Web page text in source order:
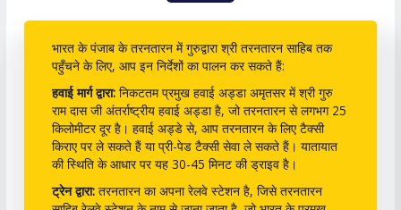
भारत के पंजाब के तरनतारन में गुरुद्वारा श्री तरनतारन साहिब तक
पहुँचने के लिए, आप इन निर्देशों का पालन कर सकते हैं:
हवाई मार्ग द्वारा: निकटतम प्रमुख हवाई अड्डा अमृतसर में श्री गुरु
राम दास जी अंतर्राष्ट्रीय हवाई अड्डा है, जो तरनतारन से लगभग 25
किलोमीटर दूर है। हवाई अड्डे से, आप तरनतारन के लिए टैक्सी
किराए पर ले सकते हैं या प्री-पेड टैक्सी सेवा ले सकते हैं। यातायात
की स्थिति के आधार पर यह 30-45 मिनट की ड्राइव है।
ट्रेन द्वारा: तरनतारन का अपना रेलवे स्टेशन है, जिसे तरनतारन